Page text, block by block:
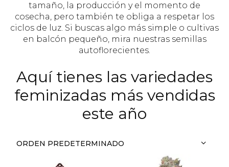
tamaño, la producción y el momento de
cosecha, pero también te obliga a respetar los
ciclos de luz. Si buscas algo más simple o cultivas
en balcón pequeño, mira nuestras semillas
autoflorecientes.
Aquí tienes las variedades
feminizadas más vendidas
este año